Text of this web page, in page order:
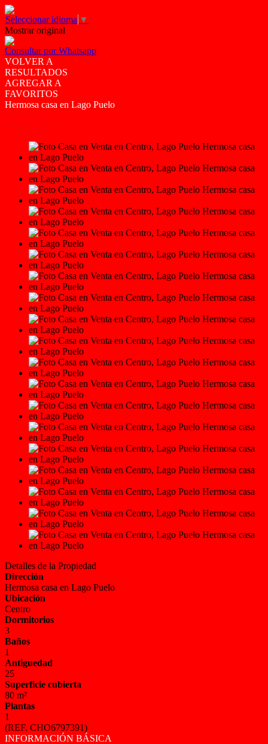
Seleccionar idioma ▼
Mostrar original
Consultar por Whatsapp
VOLVER A
RESULTADOS
AGREGAR A
FAVORITOS
Hermosa casa en Lago Puelo
Detalles de la Propiedad
Dirección
Hermosa casa en Lago Puelo
Ubicación
Centro
Dormitorios
3
Baños
1
Antiguedad
25
Superficie cubierta
80 m²
Plantas
1
(REF. CHO6797391)
INFORMACIÓN BÁSICA